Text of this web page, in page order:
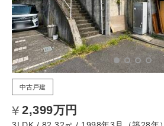
中古戸建
2,399万円